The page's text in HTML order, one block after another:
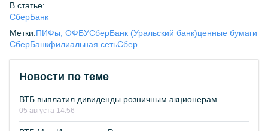
В статье:
СберБанк
Метки:ПИФы, ОФБУСберБанк (Уральский банк)ценные бумаги
СберБанкфилиальная сетьСбер
Новости по теме
ВТБ выплатил дивиденды розничным акционерам
05 августа 14:56